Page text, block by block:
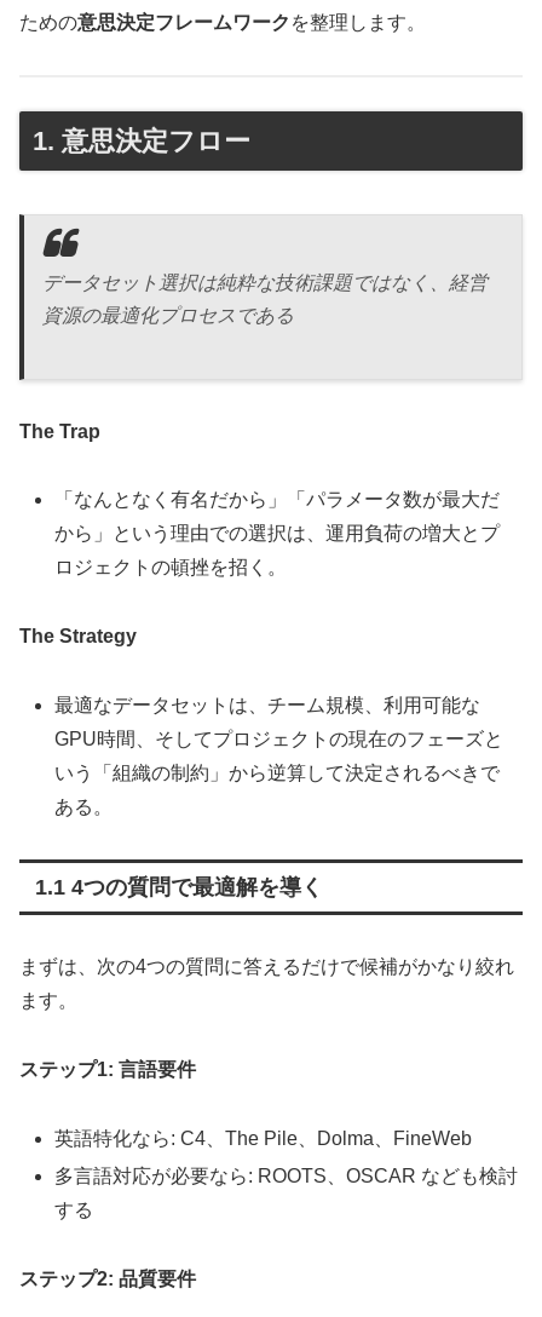
ための意思決定フレームワーク を整理します。
1. 意思決定フロー
データセット選択は純粋な技術課題ではなく、経営
資源の最適化プロセスである
The Trap
「なんとなく有名だから」「パラメータ数が最大だ
から」という理由での選択は、運用負荷の増大とプ
ロジェクトの頓挫を招く。
The Strategy
最適なデータセットは、チーム規模、利用可能な
GPU時間、そしてプロジェクトの現在のフェーズと
いう「組織の制約」から逆算して決定されるべきで
ある。
1.1 4つの質問で最適解を導く
まずは、次の4つの質問に答えるだけで候補がかなり絞れ
ます。
ステップ1: 言語要件
英語特化なら: C4、The Pile、Dolma、FineWeb
多言語対応が必要なら: ROOTS、OSCAR なども検討
する
ステップ2: 品質要件